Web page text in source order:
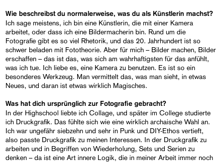
Wie beschreibst du normalerweise, was du als Künstlerin machst?
Ich sage meistens, ich bin eine Künstlerin, die mit einer Kamera
arbeitet, oder dass ich eine Bildermacherin bin. Rund um die
Fotografie gibt es so viel Rhetorik, und das 20. Jahrhundert ist so
schwer beladen mit Fototheorie. Aber für mich – Bilder machen, Bilder
erschaffen – das ist das, was sich am wahrhaftigsten für das anfühlt,
was ich tue. Ich liebe es, eine Kamera zu benutzen. Es ist so ein
besonderes Werkzeug. Man vermittelt das, was man sieht, in etwas
Neues, und daran ist etwas wirklich Magisches.
Was hat dich ursprünglich zur Fotografie gebracht?
In der Highschool liebte ich Collage, und später im College studierte
ich Druckgrafik. Das fühlte sich wie eine wirklich archaische Wahl an.
Ich war ungefähr siebzehn und sehr in Punk und DIY-Ethos vertieft,
also passte Druckgrafik zu meinen Interessen. In der Druckgrafik zu
arbeiten und in Begriffen von Wiederholung, Sets und Serien zu
denken – da ist eine Art innere Logik, die in meiner Arbeit immer noch